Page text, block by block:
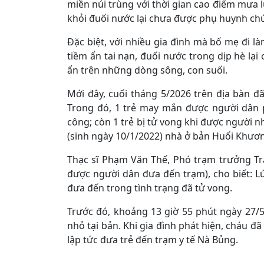
miền núi trùng với thời gian cao điểm mưa
khỏi đuối nước lại chưa được phụ huynh
Đặc biệt, với nhiều gia đình mà bố mẹ đi
tiềm ẩn tai nạn, đuối nước trong dịp hè
ẩn trên những dòng sông, con suối.
Mới đây, cuối tháng 5/2026 trên địa bàn
Trong đó, 1 trẻ may mắn được người
công; còn 1 trẻ bị tử vong khi được người
(sinh ngày 10/1/2022) nhà ở bản Huổi
Thạc sĩ Phạm Văn Thế, Phó trạm trưởng
được người dân đưa đến trạm), cho biết:
đưa đến trong tình trạng đã tử vong.
Trước đó, khoảng 13 giờ 55 phút ngày
nhỏ tại bản. Khi gia đình phát hiện, cháu
lập tức đưa trẻ đến trạm y tế Nà Bủng.